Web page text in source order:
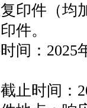
印件（均
件。
间：2025
止时间：